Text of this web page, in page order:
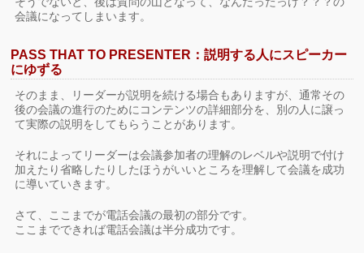
会議になってしまいます。
PASS THAT TO PRESENTER：説明する人にスピーカー
にゆずる
そのまま、リーダーが説明を続ける場合もありますが、通常その
後の会議の進行のためにコンテンツの詳細部分を、別の人に譲っ
て実際の説明をしてもらうことがあります。
それによってリーダーは会議参加者の理解のレベルや説明で付け
加えたり省略したりしたほうがいいところを理解して会議を成功
に導いていきます。
さて、ここまでが電話会議の最初の部分です。
ここまでできれば電話会議は半分成功です。